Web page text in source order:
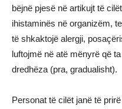
bëjnë pjesë në artikujt të
ihistaminës në organizëm,
të shkaktojë alergji,
luftojmë në atë mënyrë që
dredhëza (pra, gradualisht).
Personat të cilët janë të